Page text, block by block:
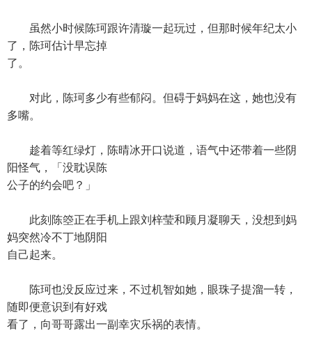
虽然小时候陈珂跟许清璇一起玩过，但那时候年纪太小
了，陈珂估计早忘掉
了。
对此，陈珂多少有些郁闷。但碍于妈妈在这，她也没有
多嘴。
趁着等红绿灯，陈晴冰开口说道，语气中还带着一些阴
阳怪气，「没耽误陈
公子的约会吧？」
此刻陈箜正在手机上跟刘梓莹和顾月凝聊天，没想到妈
妈突然冷不丁地阴阳
自己起来。
陈珂也没反应过来，不过机智如她，眼珠子提溜一转，
随即便意识到有好戏
看了，向哥哥露出一副幸灾乐祸的表情。